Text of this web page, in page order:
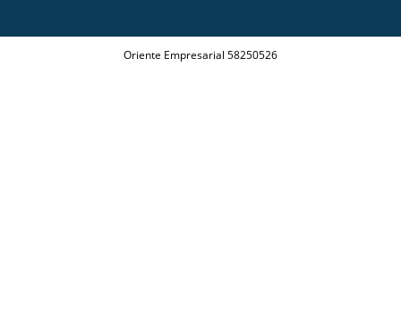
Oriente Empresarial 58250526